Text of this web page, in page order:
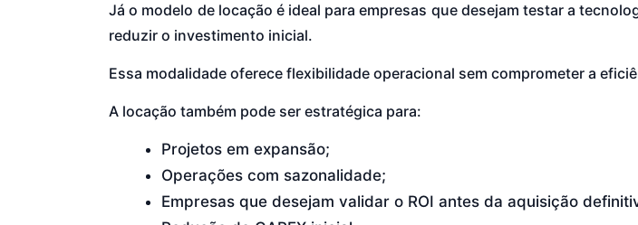
Já o modelo de locação é ideal para empresas que desejam testar a
reduzir o investimento inicial.
Essa modalidade oferece flexibilidade operacional sem comprometer a
A locação também pode ser estratégica para:
Projetos em expansão;
Operações com sazonalidade;
Empresas que desejam validar o ROI antes da aquisição